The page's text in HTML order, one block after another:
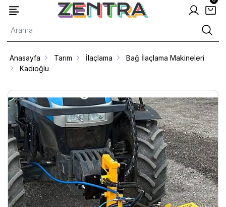
Anasayfa Tarım İlaçlama
Bağ İlaçlama Makineleri
Kadıoğlu